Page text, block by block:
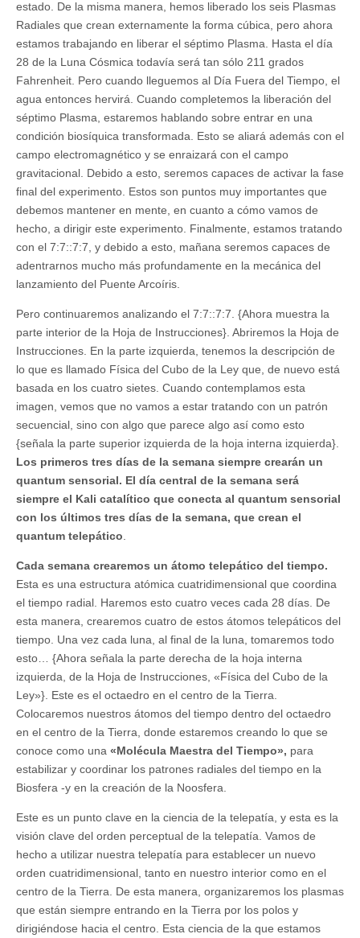
estado. De la misma manera, hemos liberado los seis Plasmas
Radiales que crean externamente la forma cúbica, pero ahora
estamos trabajando en liberar el séptimo Plasma. Hasta el día
28 de la Luna Cósmica todavía será tan sólo 211 grados
Fahrenheit. Pero cuando lleguemos al Día Fuera del Tiempo, el
agua entonces hervirá. Cuando completemos la liberación del
séptimo Plasma, estaremos hablando sobre entrar en una
condición biosíquica transformada. Esto se aliará además con el
campo electromagnético y se enraizará con el campo
gravitacional. Debido a esto, seremos capaces de activar la fase
final del experimento. Estos son puntos muy importantes que
debemos mantener en mente, en cuanto a cómo vamos de
hecho, a dirigir este experimento. Finalmente, estamos tratando
con el 7:7::7:7, y debido a esto, mañana seremos capaces de
adentrarnos mucho más profundamente en la mecánica del
lanzamiento del Puente Arcoíris.
Pero continuaremos analizando el 7:7::7:7. {Ahora muestra la
parte interior de la Hoja de Instrucciones}. Abriremos la Hoja de
Instrucciones. En la parte izquierda, tenemos la descripción de
lo que es llamado Física del Cubo de la Ley que, de nuevo está
basada en los cuatro sietes. Cuando contemplamos esta
imagen, vemos que no vamos a estar tratando con un patrón
secuencial, sino con algo que parece algo así como esto
{señala la parte superior izquierda de la hoja interna izquierda}.
Los primeros tres días de la semana siempre crearán un
quantum sensorial. El día central de la semana será
siempre el Kali catalítico que conecta al quantum sensorial
con los últimos tres días de la semana, que crean el
quantum telepático
Cada semana crearemos un átomo telepático del tiempo.
Esta es una estructura atómica cuatridimensional que coordina
el tiempo radial. Haremos esto cuatro veces cada 28 días. De
esta manera, crearemos cuatro de estos átomos telepáticos del
tiempo. Una vez cada luna, al final de la luna, tomaremos todo
esto… {Ahora señala la parte derecha de la hoja interna
izquierda, de la Hoja de Instrucciones, «Física del Cubo de la
Ley»}. Este es el octaedro en el centro de la Tierra.
Colocaremos nuestros átomos del tiempo dentro del octaedro
en el centro de la Tierra, donde estaremos creando lo que se
conoce como una «Molécula Maestra del Tiempo», para
estabilizar y coordinar los patrones radiales del tiempo en la
Biosfera -y en la creación de la Noosfera.
Este es un punto clave en la ciencia de la telepatía, y esta es la
visión clave del orden perceptual de la telepatía. Vamos de
hecho a utilizar nuestra telepatía para establecer un nuevo
orden cuatridimensional, tanto en nuestro interior como en el
centro de la Tierra. De esta manera, organizaremos los plasmas
que están siempre entrando en la Tierra por los polos y
dirigiéndose hacia el centro. Esta ciencia de la que estamos